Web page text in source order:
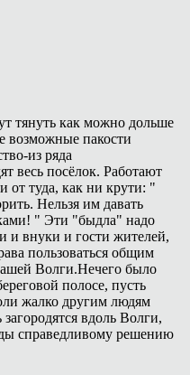
тянуть как можно дольше
возможные пакости
из ряда
весь посёлок. Работают
от туда, как ни крути: "
Нельзя им давать
" Эти "быдла" надо
и внуки и гости жителей,
пользоваться общим
Волги.Нечего было
полосе, пусть
жалко другим людям
вдоль Волги,
справедливому решению